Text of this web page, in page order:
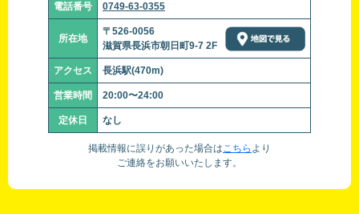
電話番号 0749-63-0355
所在地
〒526-0056
滋賀県長浜市朝日町9-7 2F
アクセス 長浜駅(470m)
営業時間 20:00〜24:00
定休日 なし
掲載情報に誤りがあった場合はこちら より
ご連絡をお願いいたします。